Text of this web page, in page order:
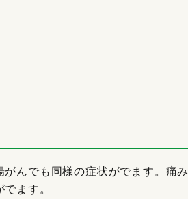
んでも同様の症状がでます。痛み
ます。